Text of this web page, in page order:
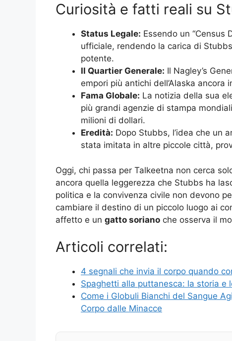
Curiosità e fatti reali su
Status Legale: Essendo un “Census
ufficiale, rendendo la carica di
potente.
Il Quartier Generale: Il Nagley’s
empori più antichi dell’Alaska ancora
Fama Globale: La notizia della sua
più grandi agenzie di stampa
milioni di dollari.
Eredità: Dopo Stubbs, l’idea che un
stata imitata in altre piccole città,
Oggi, chi passa per Talkeetna non cerca
ancora quella leggerezza che Stubbs ha
politica e la convivenza civile non devono
cambiare il destino di un piccolo luogo ai
affetto e un gatto soriano che osserva il
Articoli correlati:
4 segnali che invia il corpo quando
Spaghetti alla puttanesca: la storia e
Come i Globuli Bianchi del Sangue
Corpo dalle Minacce